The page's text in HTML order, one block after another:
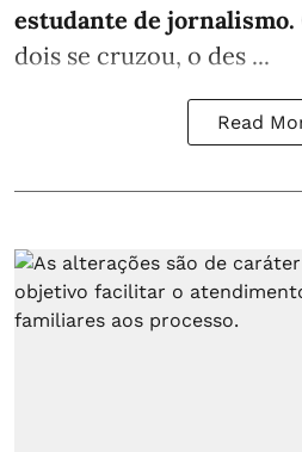
estudante de jornalismo.
dois se cruzou, o des ...
Read